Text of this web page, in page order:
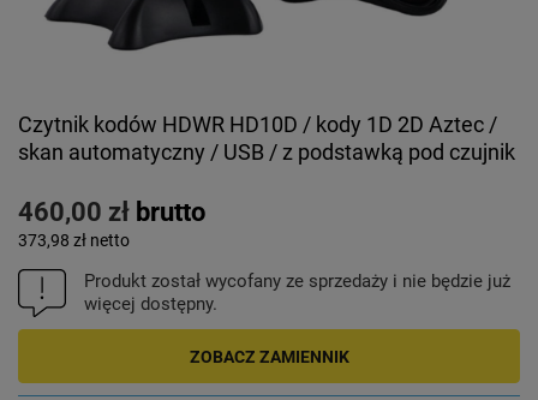
Czytnik kodów HDWR HD10D / kody 1D 2D Aztec /
skan automatyczny / USB / z podstawką pod czujnik
460,00 zł brutto
373,98 zł netto
Produkt został wycofany ze sprzedaży i nie będzie już
więcej dostępny.
ZOBACZ ZAMIENNIK